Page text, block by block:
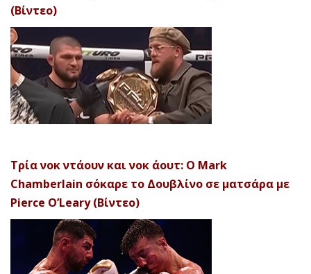
(Βίντεο)
Τρία νοκ ντάουν και νοκ άουτ: Ο Mark
Chamberlain σόκαρε το Δουβλίνο σε ματσάρα με
Pierce O’Leary (Βίντεο)